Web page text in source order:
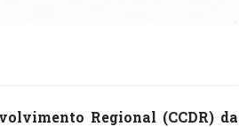
Regional (CCDR) da